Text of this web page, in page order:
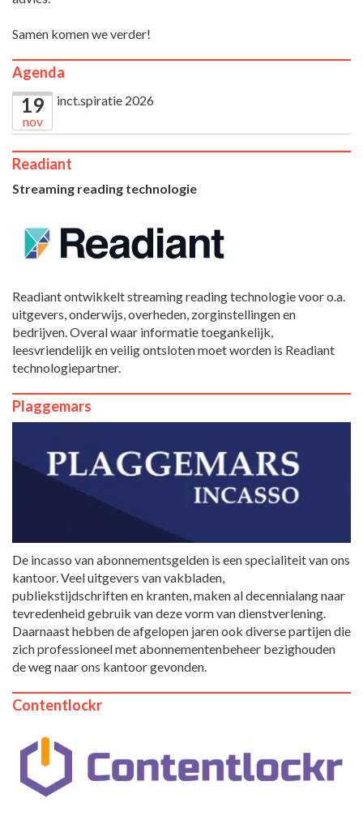
Samen komen we verder!
Agenda
19
nov
inct.spiratie 2026
Readiant
Streaming reading technologie
Readiant ontwikkelt streaming reading technologie voor o.a.
uitgevers, onderwijs, overheden, zorginstellingen en
bedrijven. Overal waar informatie toegankelijk,
leesvriendelijk en veilig ontsloten moet worden is Readiant
technologiepartner.
Plaggemars
De incasso van abonnementsgelden is een specialiteit van ons
kantoor. Veel uitgevers van vakbladen,
publiekstijdschriften en kranten, maken al decennialang naar
tevredenheid gebruik van deze vorm van dienstverlening.
Daarnaast hebben de afgelopen jaren ook diverse partijen die
zich professioneel met abonnementenbeheer bezighouden
de weg naar ons kantoor gevonden.
Contentlockr